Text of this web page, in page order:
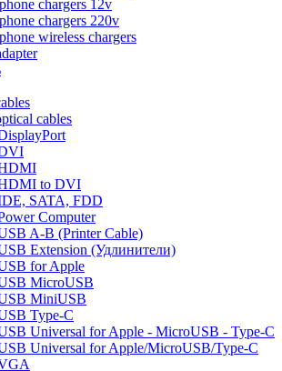
chargers 12v
chargers 220v
wireless chargers
cables
to DVI
SATA, FDD
Computer
A-B (Printer Cable)
Extension (Удлинители)
for Apple
MicroUSB
MiniUSB
Type-C
Universal for Apple - MicroUSB - Type-C
Universal for Apple/MicroUSB/Type-C